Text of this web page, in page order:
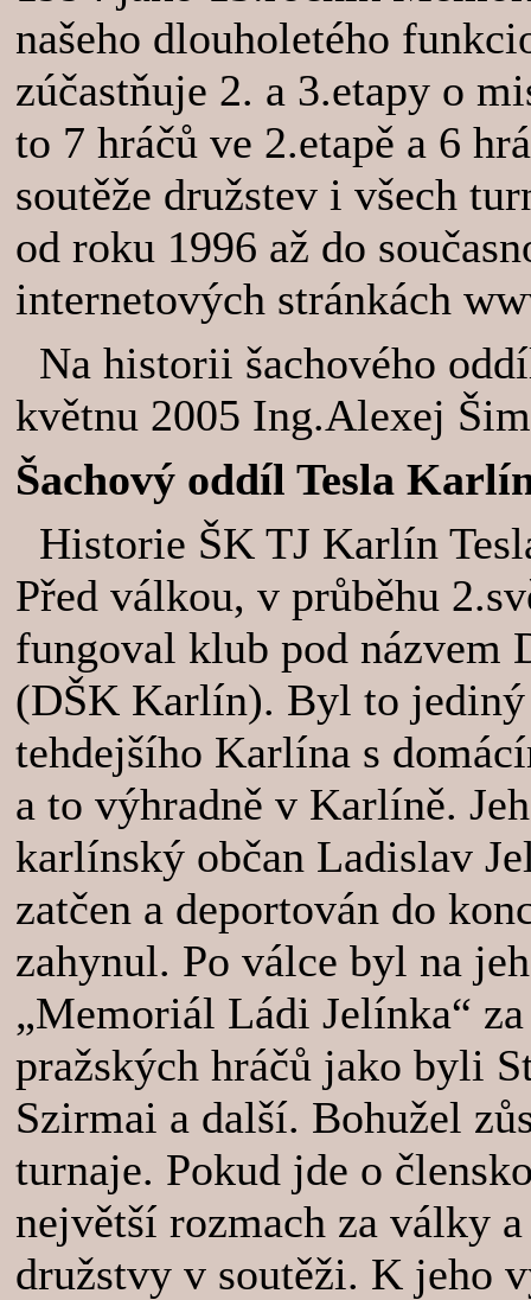
našeho dlouholetého
zúčastňuje 2. a 3.etapy o
to 7 hráčů ve 2.etapě a 6
soutěže družstev i všech
od roku 1996 až do
internetových stránkách
Na historii šachového
květnu 2005 Ing.Alexej
Šachový oddíl Tesla
Historie ŠK TJ Karlín
Před válkou, v průběhu
fungoval klub pod názvem
(DŠK Karlín). Byl to jediný
tehdejšího Karlína s
a to výhradně v Karlíně.
karlínský občan Ladislav
zatčen a deportován do
zahynul. Po válce byl na
„Memoriál Ládi Jelínka“
pražských hráčů jako byli
Szirmai a další. Bohužel
turnaje. Pokud jde o
největší rozmach za války
družstvy v soutěži. K jeho